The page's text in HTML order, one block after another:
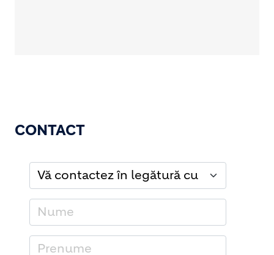
CONTACT
Vă contactez în legătură cu
Nume
Prenume